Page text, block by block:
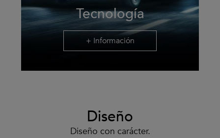
Tecnología
+ Información
Diseño
Diseño con carácter.